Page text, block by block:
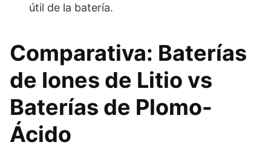
útil de la batería.
Comparativa: Baterías
de Iones de Litio vs
Baterías de Plomo-
Ácido